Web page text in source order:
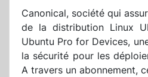
Canonical, société qui
de la distribution Linux
Ubuntu Pro for Devices,
la sécurité pour les
A travers un abonnement,